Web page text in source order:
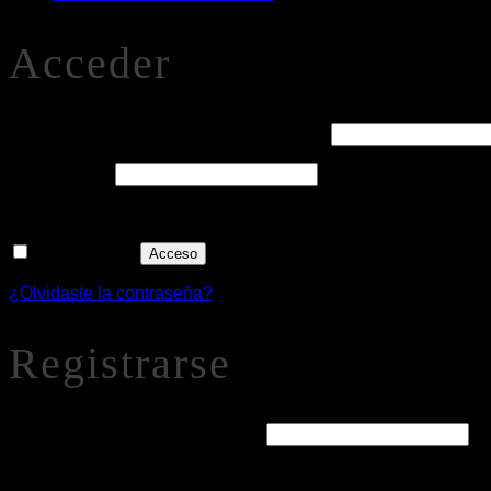
Acceder
Acceso
¿Olvidaste la contraseña?
Registrarse